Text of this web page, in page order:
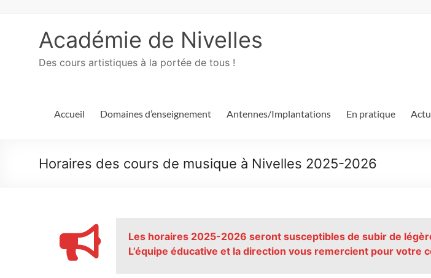
Académie de Nivelles
Des cours artistiques à la portée de tous !
Accueil Domaines d’enseignement Antennes/Implantations En pratique
Horaires des cours de musique à Nivelles 2025-2026
Les horaires 2025-2026 seront susceptibles de subir de
L’équipe éducative et la direction vous remercient pour votre